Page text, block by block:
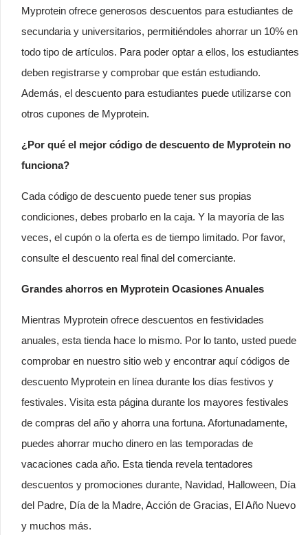
Myprotein ofrece generosos descuentos para estudiantes de
secundaria y universitarios, permitiéndoles ahorrar un 10% en
todo tipo de artículos. Para poder optar a ellos, los estudiantes
deben registrarse y comprobar que están estudiando.
Además, el descuento para estudiantes puede utilizarse con
otros cupones de Myprotein.
¿Por qué el mejor código de descuento de Myprotein no
funciona?
Cada código de descuento puede tener sus propias
condiciones, debes probarlo en la caja. Y la mayoría de las
veces, el cupón o la oferta es de tiempo limitado. Por favor,
consulte el descuento real final del comerciante.
Grandes ahorros en Myprotein Ocasiones Anuales
Mientras Myprotein ofrece descuentos en festividades
anuales, esta tienda hace lo mismo. Por lo tanto, usted puede
comprobar en nuestro sitio web y encontrar aquí códigos de
descuento Myprotein en línea durante los días festivos y
festivales. Visita esta página durante los mayores festivales
de compras del año y ahorra una fortuna. Afortunadamente,
puedes ahorrar mucho dinero en las temporadas de
vacaciones cada año. Esta tienda revela tentadores
descuentos y promociones durante, Navidad, Halloween, Día
del Padre, Día de la Madre, Acción de Gracias, El Año Nuevo
y muchos más.